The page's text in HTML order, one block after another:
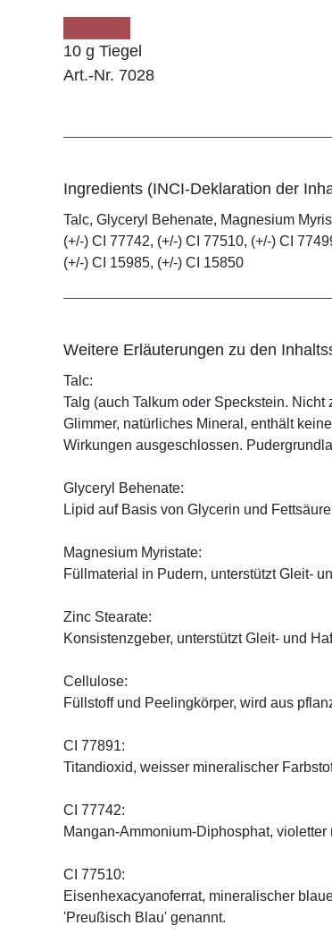
10 g Tiegel
Art.-Nr. 7028
Ingredients (INCI-Deklaration der
Talc, Glyceryl Behenate, Magnesium
(+/-) CI 77742, (+/-) CI 77510, (+/-) CI
(+/-) CI 15985, (+/-) CI 15850
Weitere Erläuterungen zu den
Talc:
Talg (auch Talkum oder Speckstein.
Glimmer, natürliches Mineral, enthält
Wirkungen ausgeschlossen.
Glyceryl Behenate:
Lipid auf Basis von Glycerin und
Magnesium Myristate:
Füllmaterial in Pudern, unterstützt Gleit-
Zinc Stearate:
Konsistenzgeber, unterstützt Gleit- und
Cellulose:
Füllstoff und Peelingkörper, wird aus
CI 77891:
Titandioxid, weisser mineralischer
CI 77742:
Mangan-Ammonium-Diphosphat,
CI 77510:
Eisenhexacyanoferrat, mineralischer
'Preußisch Blau' genannt.